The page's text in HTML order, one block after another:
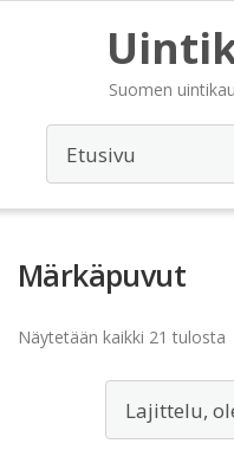
Suomen
Märkäpuvut
Näytetään kaikki 21 tulosta